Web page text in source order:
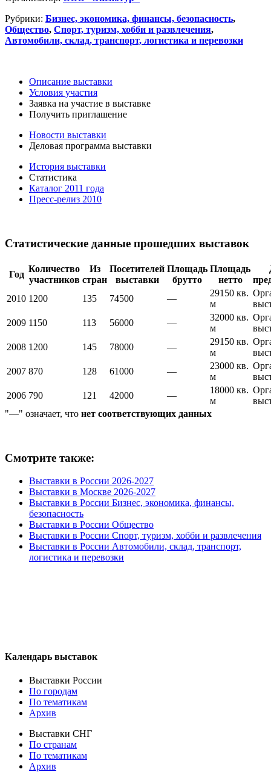
Рубрики: Бизнес, экономика, финансы, безопасность,
Общество, Спорт, туризм, хобби и развлечения,
Автомобили, склад, транспорт, логистика и перевозки
Описание выставки
Условия участия
Заявка на участие в выставке
Получить приглашение
Новости выставки
Деловая программа выставки
История выставки
Статистика
Каталог 2011 года
Пресс-релиз 2010
Статистические данные прошедших выставок
Год
Количество
участников
Из
стран
Посетителей
выставки
Площадь
брутто
Площадь
нетто
2010 1200 135 74500 —
29150 кв.
м
2009 1150 113 56000 —
32000 кв.
м
2008 1200 145 78000 —
29150 кв.
м
2007 870 128 61000 —
23000 кв.
м
2006 790 121 42000 —
18000 кв.
м
"—" означает, что нет соответствующих данных
Смотрите также:
Выставки в России 2026-2027
Выставки в Москве 2026-2027
Выставки в России Бизнес, экономика, финансы,
безопасность
Выставки в России Общество
Выставки в России Спорт, туризм, хобби и развлечения
Выставки в России Автомобили, склад, транспорт,
логистика и перевозки
Календарь выставок
Выставки России
По городам
По тематикам
Архив
Выставки СНГ
По странам
По тематикам
Архив